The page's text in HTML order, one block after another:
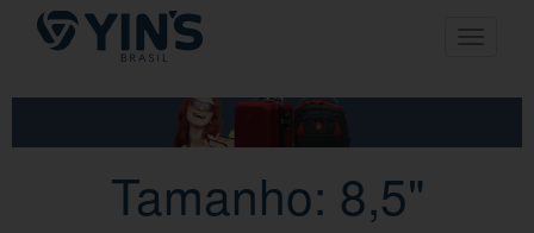
Pular
para
conteúdo
Toggle
Tamanho: 8,5"